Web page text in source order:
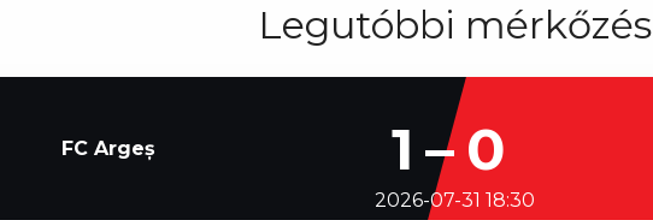
Legutóbbi mérkőzés
1–0
FC Argeș
2026-07-31 18:30